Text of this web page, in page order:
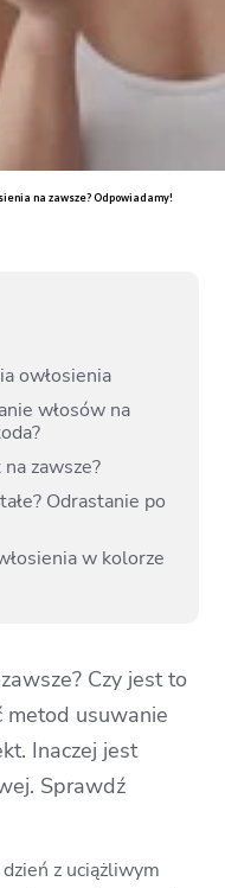
na zawsze? Odpowiadamy!
owłosienia
włosów na
zawsze?
Odrastanie po
w kolorze
Czy jest to
metod usuwanie
Inaczej jest
Sprawdź
z uciążliwym